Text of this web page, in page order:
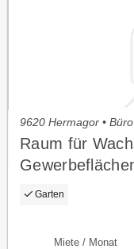
9620 Hermagor •
Raum für
und
Garten
Miete / Monat